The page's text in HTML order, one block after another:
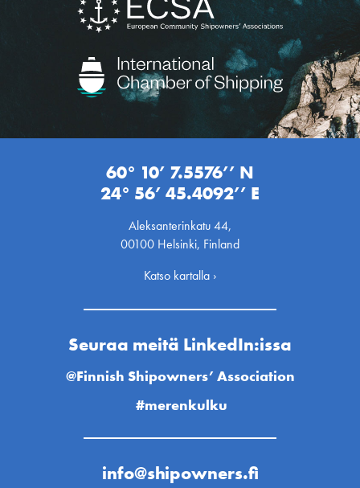
60° 10’ 7.5576’’ N
24° 56’ 45.4092’’ E
Aleksanterinkatu 44,
00100 Helsinki, Finland
Katso kartalla ›
Seuraa meitä LinkedIn:issa
@Finnish Shipowners’ Association
#merenkulku
info@shipowners.fi